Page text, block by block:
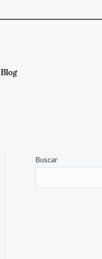
Blog
Buscar